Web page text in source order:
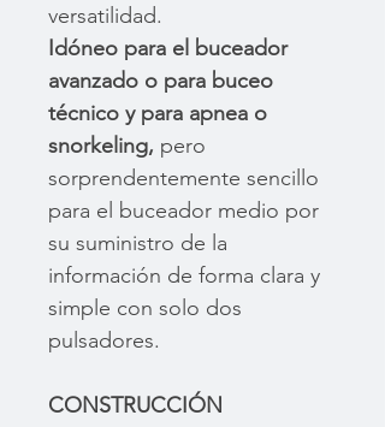
versatilidad.
Idóneo para el buceador
avanzado o para buceo
técnico y para apnea o
snorkeling, pero
sorprendentemente sencillo
para el buceador medio por
su suministro de la
información de forma clara y
simple con solo dos
pulsadores.
CONSTRUCCIÓN